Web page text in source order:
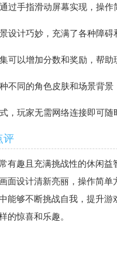
过手指滑动屏幕实现，操作
设计巧妙，充满了各种障碍
可以增加分数和奖励，帮助
不同的角色皮肤和场景背景
，玩家无需网络连接即可随
评
有趣且充满挑战性的休闲
面设计清新亮丽，操作简
能够不断挑战自我，提升
的惊喜和乐趣。